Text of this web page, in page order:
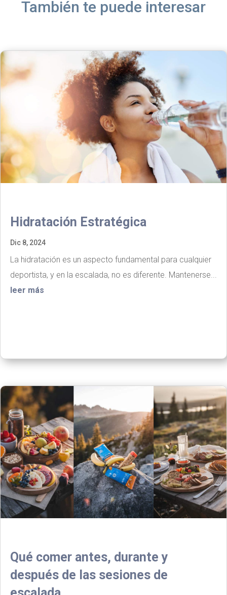
También te puede interesar
Hidratación Estratégica
Dic 8, 2024
La hidratación es un aspecto fundamental para cualquier
deportista, y en la escalada, no es diferente. Mantenerse...
leer más
Qué comer antes, durante y
después de las sesiones de